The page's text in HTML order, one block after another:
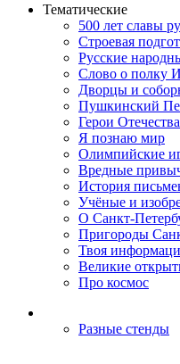
Тематические
500 лет славы
Строевая
Русские
Слово о полку
Дворцы и
Пушкинский
Герои Отечества
Я познаю мир
Олимпийские
Вредные
История
Учёные и
О Санкт-
Пригороды
Твоя
Великие
Про космос
Разные стенды